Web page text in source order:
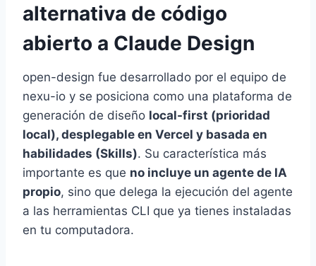
alternativa de código
abierto a Claude Design
open-design fue desarrollado por el equipo de
nexu-io y se posiciona como una plataforma de
generación de diseño local-first (prioridad
local), desplegable en Vercel y basada en
habilidades (Skills). Su característica más
importante es que no incluye un agente de IA
propio, sino que delega la ejecución del agente
a las herramientas CLI que ya tienes instaladas
en tu computadora.